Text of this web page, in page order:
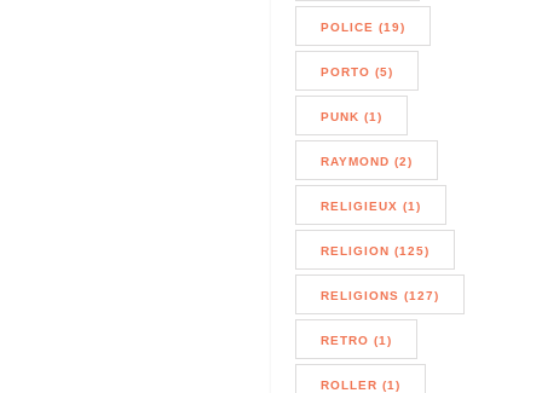
POLICE (19)
PORTO (5)
PUNK (1)
RAYMOND (2)
RELIGIEUX (1)
RELIGION (125)
RELIGIONS (127)
RETRO (1)
ROLLER (1)